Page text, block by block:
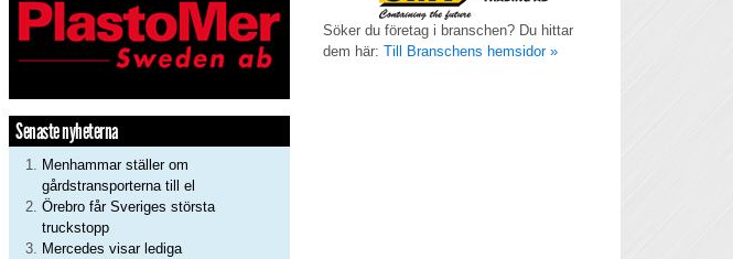
Senaste nyheterna
Menhammar ställer om
gårdstransporterna till el
Örebro får Sveriges största
truckstopp
Mercedes visar lediga
Söker du företag i branschen? Du hittar
dem här: Till Branschens hemsidor »